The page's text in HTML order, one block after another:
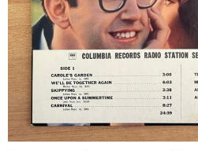
新譜
GG RECORD （当店のレーベル）
全商品
JAZZ-US
BLUE NOTE